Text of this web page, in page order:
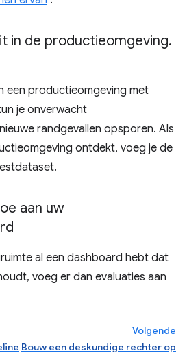
in de productieomgeving.
een productieomgeving met
je onverwacht
randgevallen opsporen. Als
ontdekt, voeg je de
aan uw
al een dashboard hebt dat
voeg er dan evaluaties aan
Volgende
Bouw een deskundige rechter op